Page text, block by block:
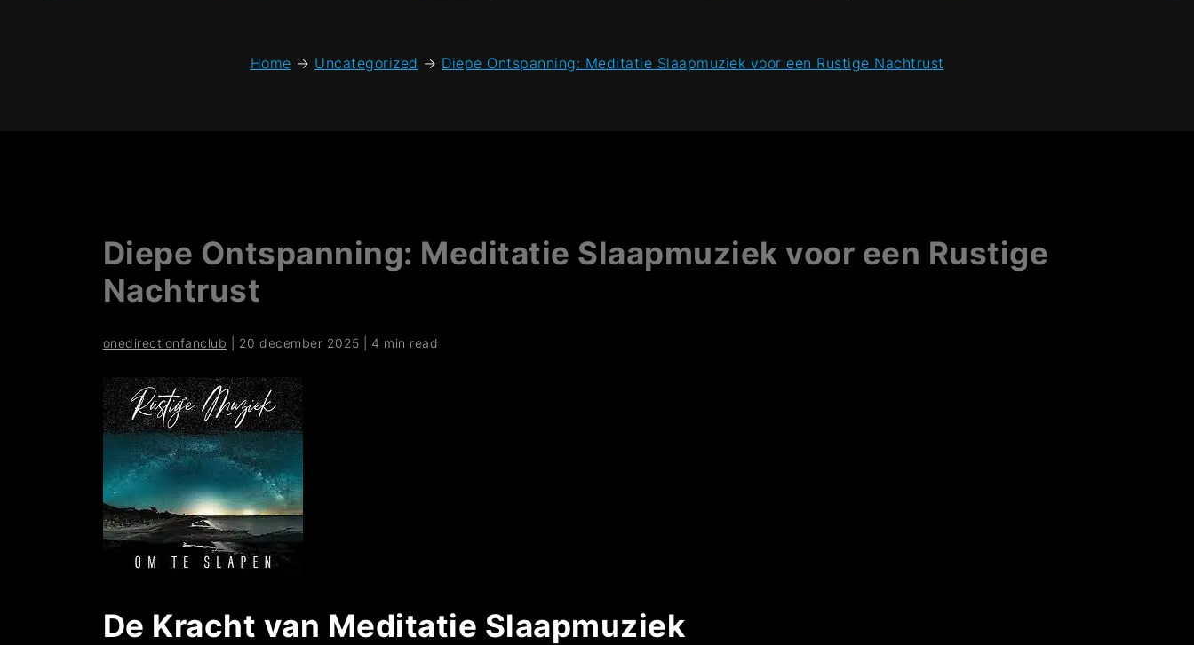
Home → Uncategorized → Diepe Ontspanning: Meditatie Slaapmuziek voor een Rustige Nachtrust
Diepe Ontspanning: Meditatie Slaapmuziek voor een Rustige
Nachtrust
onedirectionfanclub 20 december 2025 4 min read
De Kracht van Meditatie Slaapmuziek